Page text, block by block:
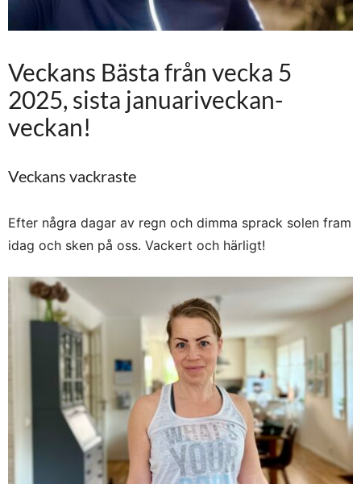
Veckans Bästa från vecka 5
2025, sista januariveckan-
veckan!
Veckans vackraste
Efter några dagar av regn och dimma sprack solen fram
idag och sken på oss. Vackert och härligt!